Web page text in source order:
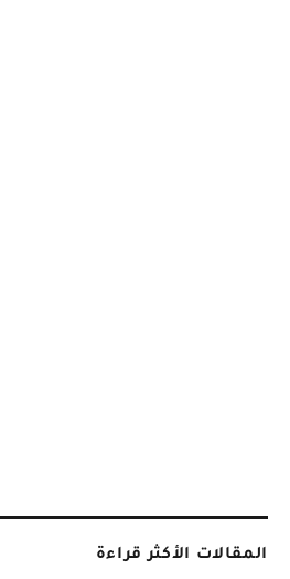
المقالات الأكثر قراءة